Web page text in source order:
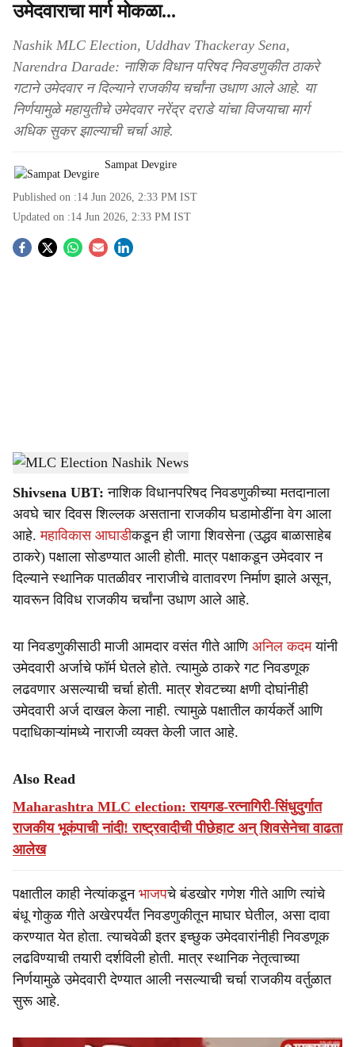
उमेदवाराचा मार्ग मोकळा...
Nashik MLC Election, Uddhav Thackeray Sena,
Narendra Darade: नाशिक विधान परिषद निवडणुकीत ठाकरे
गटाने उमेदवार न दिल्याने राजकीय चर्चांना उधाण आले आहे. या
निर्णयामुळे महायुतीचे उमेदवार नरेंद्र दराडे यांचा विजयाचा मार्ग
अधिक सुकर झाल्याची चर्चा आहे.
Sampat Devgire
Published on :14 Jun 2026, 2:33 PM IST
Updated on :14 Jun 2026, 2:33 PM IST
S
a
r
e
MLC Election Nashik
Shivsena UBT: नाशिक विधानपरिषद निवडणुकीच्या मतदानाला
अवघे चार दिवस शिल्लक असताना राजकीय घडामोडींना वेग आला
आहे.महाविकास आघाडीकडून ही जागा शिवसेना (उद्धव बाळासाहेब
ठाकरे) पक्षाला सोडण्यात आली होती. मात्र पक्षाकडून उमेदवार न
दिल्याने स्थानिक पातळीवर नाराजीचे वातावरण निर्माण झाले असून,
यावरून विविध राजकीय चर्चांना उधाण आले आहे.
या निवडणुकीसाठी माजी आमदार वसंत गीते आणि अनिल कदमयांनी
उमेदवारी अर्जाचे फॉर्म घेतले होते. त्यामुळे ठाकरे गट निवडणूक
लढवणार असल्याची चर्चा होती. मात्र शेवटच्या क्षणी दोघांनीही
उमेदवारी अर्ज दाखल केला नाही. त्यामुळे पक्षातील कार्यकर्ते आणि
पदाधिकाऱ्यांमध्ये नाराजी व्यक्त केली जात आहे.
Also Read
Maharashtra MLC election: रायगड-रत्नागिरी-सिंधुदुर्गात
राजकीय भूकंपाची नांदी! राष्ट्रवादीची पीछेहाट अन् शिवसेनेचा वाढता
आलेख
पक्षातील काही नेत्यांकडून भाजपचे बंडखोर गणेश गीते आणि त्यांचे
बंधू गोकुळ गीते अखेरपर्यंत निवडणुकीतून माघार घेतील, असा दावा
करण्यात येत होता. त्याचवेळी इतर इच्छुक उमेदवारांनीही निवडणूक
लढविण्याची तयारी दर्शविली होती. मात्र स्थानिक नेतृत्वाच्या
निर्णयामुळे उमेदवारी देण्यात आली नसल्याची चर्चा राजकीय वर्तुळात
सुरू आहे.